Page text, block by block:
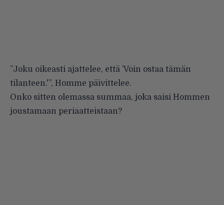
”Joku oikeasti ajattelee, että ’Voin ostaa tämän
tilanteen.'”, Homme päivittelee.
Onko sitten olemassa summaa, joka saisi Hommen
joustamaan periaatteistaan?